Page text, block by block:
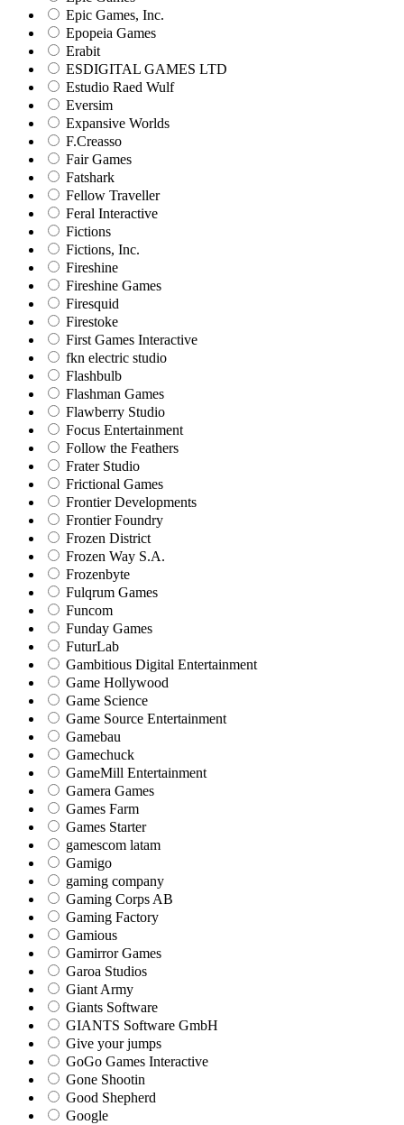
Epic Games, Inc.
Epopeia Games
Erabit
ESDIGITAL GAMES LTD
Estudio Raed Wulf
Eversim
Expansive Worlds
F.Creasso
Fair Games
Fatshark
Fellow Traveller
Feral Interactive
Fictions
Fictions, Inc.
Fireshine
Fireshine Games
Firesquid
Firestoke
First Games Interactive
fkn electric studio
Flashbulb
Flashman Games
Flawberry Studio
Focus Entertainment
Follow the Feathers
Frater Studio
Frictional Games
Frontier Developments
Frontier Foundry
Frozen District
Frozen Way S.A.
Frozenbyte
Fulqrum Games
Funcom
Funday Games
FuturLab
Gambitious Digital Entertainment
Game Hollywood
Game Science
Game Source Entertainment
Gamebau
Gamechuck
GameMill Entertainment
Gamera Games
Games Farm
Games Starter
gamescom latam
Gamigo
gaming company
Gaming Corps AB
Gaming Factory
Gamious
Gamirror Games
Garoa Studios
Giant Army
Giants Software
GIANTS Software GmbH
Give your jumps
GoGo Games Interactive
Gone Shootin
Good Shepherd
Google